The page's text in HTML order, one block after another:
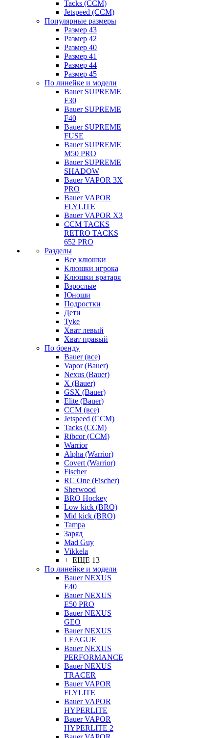
Tacks (CCM)
Jetspeed (CCM)
Популярные размеры
Размер 43
Размер 42
Размер 40
Размер 41
Размер 44
Размер 45
По линейке и модели
Bauer SUPREME
F30
Bauer SUPREME
F40
Bauer SUPREME
FUSE
Bauer SUPREME
M50 PRO
Bauer SUPREME
SHADOW
Bauer VAPOR 3X
PRO
Bauer VAPOR
FLYLITE
Bauer VAPOR X3
CCM TACKS
RETRO TACKS
652 PRO
Разделы
Все клюшки
Клюшки игрока
Клюшки вратаря
Взрослые
Юноши
Подростки
Дети
Tyke
Хват левый
Хват правый
По бренду
Bauer (все)
Vapor (Bauer)
Nexus (Bauer)
X (Bauer)
GSX (Bauer)
Elite (Bauer)
CCM (все)
Jetspeed (CCM)
Tacks (CCM)
Ribcor (CCM)
Warrior
Alpha (Warrior)
Covert (Warrior)
Fischer
RC One (Fischer)
Sherwood
BRO Hockey
Low kick (BRO)
Mid kick (BRO)
Tampa
Заряд
Mad Guy
Vikkela
+ ЕЩЕ 13
По линейке и модели
Bauer NEXUS
E40
Bauer NEXUS
E50 PRO
Bauer NEXUS
GEO
Bauer NEXUS
LEAGUE
Bauer NEXUS
PERFORMANCE
Bauer NEXUS
TRACER
Bauer VAPOR
FLYLITE
Bauer VAPOR
HYPERLITE
Bauer VAPOR
HYPERLITE 2